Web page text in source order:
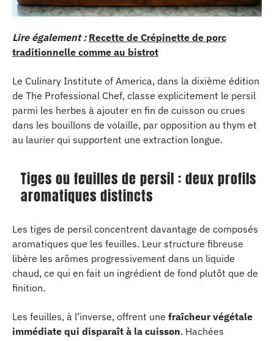
Lire également : Recette de Crépinette de porc
traditionnelle comme au bistrot
Le Culinary Institute of America, dans la dixième édition
de The Professional Chef, classe explicitement le persil
parmi les herbes à ajouter en fin de cuisson ou crues
dans les bouillons de volaille, par opposition au thym et
au laurier qui supportent une extraction longue.
Tiges ou feuilles de persil : deux profils
aromatiques distincts
Les tiges de persil concentrent davantage de composés
aromatiques que les feuilles. Leur structure fibreuse
libère les arômes progressivement dans un liquide
chaud, ce qui en fait un ingrédient de fond plutôt que de
finition.
Les feuilles, à l’inverse, offrent une fraîcheur végétale
immédiate qui disparaît à la cuisson. Hachées